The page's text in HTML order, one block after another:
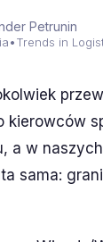
Petrunin
•Trends in
kierowców
a w
sama: